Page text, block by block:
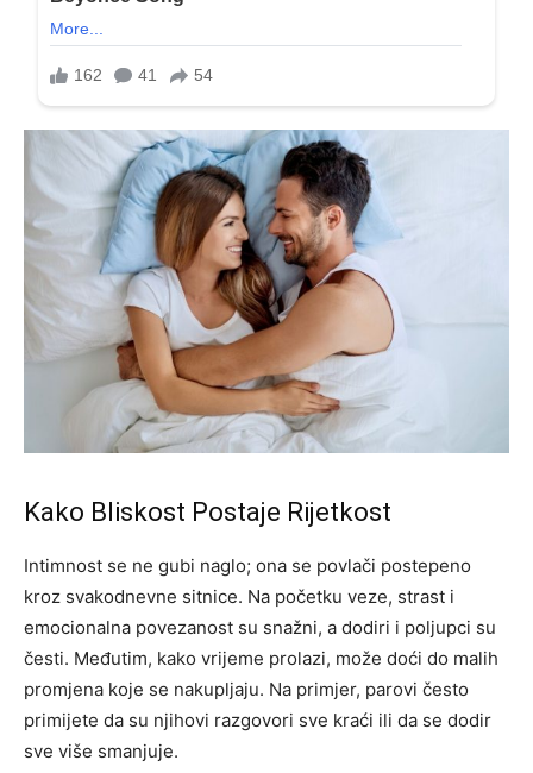
Kako Bliskost Postaje Rijetkost
Intimnost se ne gubi naglo; ona se povlači postepeno
kroz svakodnevne sitnice. Na početku veze, strast i
emocionalna povezanost su snažni, a dodiri i poljupci su
česti. Međutim, kako vrijeme prolazi, može doći do malih
promjena koje se nakupljaju. Na primjer, parovi često
primijete da su njihovi razgovori sve kraći ili da se dodir
sve više smanjuje.